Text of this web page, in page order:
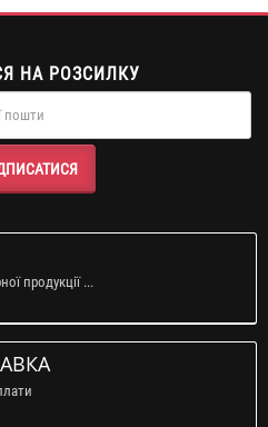
НА РОЗСИЛКУ
продукції ...